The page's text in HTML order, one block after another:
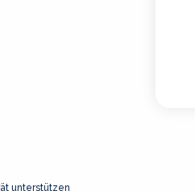
unterstützen